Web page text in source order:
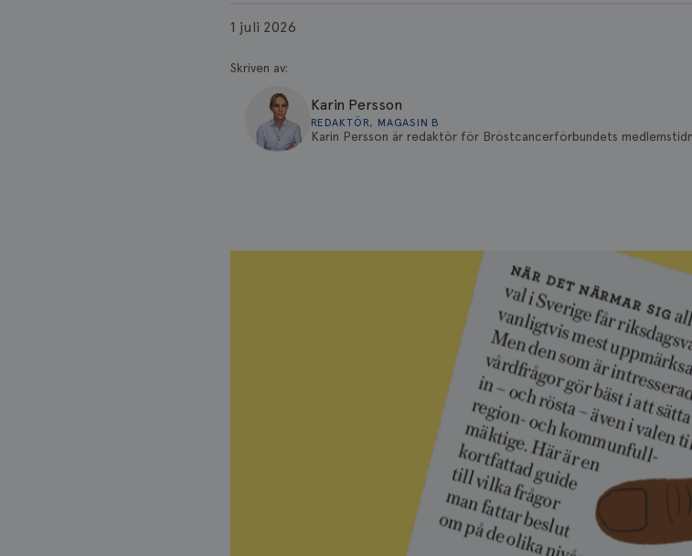
Publicerad
1 juli 2026
Skriven av:
Karin Persson
REDAKTÖR, MAGASIN B
Karin Persson är redaktör för Bröstcancerförbundets